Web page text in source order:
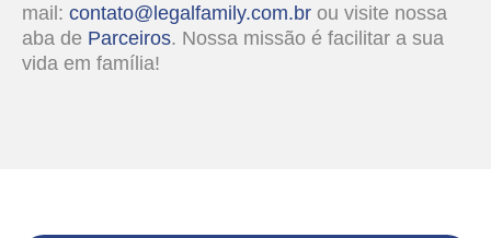
mail: contato@legalfamily.com.br ou visite nossa
aba de Parceiros. Nossa missão é facilitar a sua
vida em família!